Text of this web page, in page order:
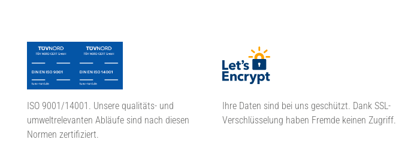
ISO 9001/14001. Unsere qualitäts- und
umweltrelevanten Abläufe sind nach diesen
Normen zertifiziert.
Ihre Daten sind bei uns geschützt. Dank SSL-
Verschlüsselung haben Fremde keinen Zugriff.